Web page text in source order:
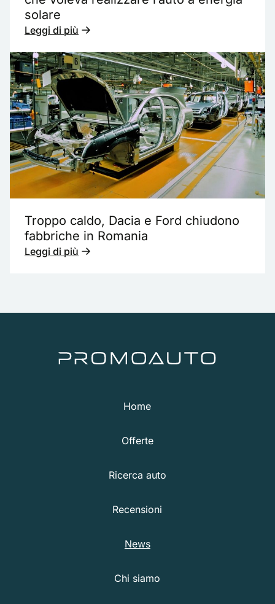
solare
Leggi di più
Troppo caldo, Dacia e Ford chiudono
fabbriche in Romania
Leggi di più
Home
Offerte
Ricerca auto
Recensioni
News
Chi siamo